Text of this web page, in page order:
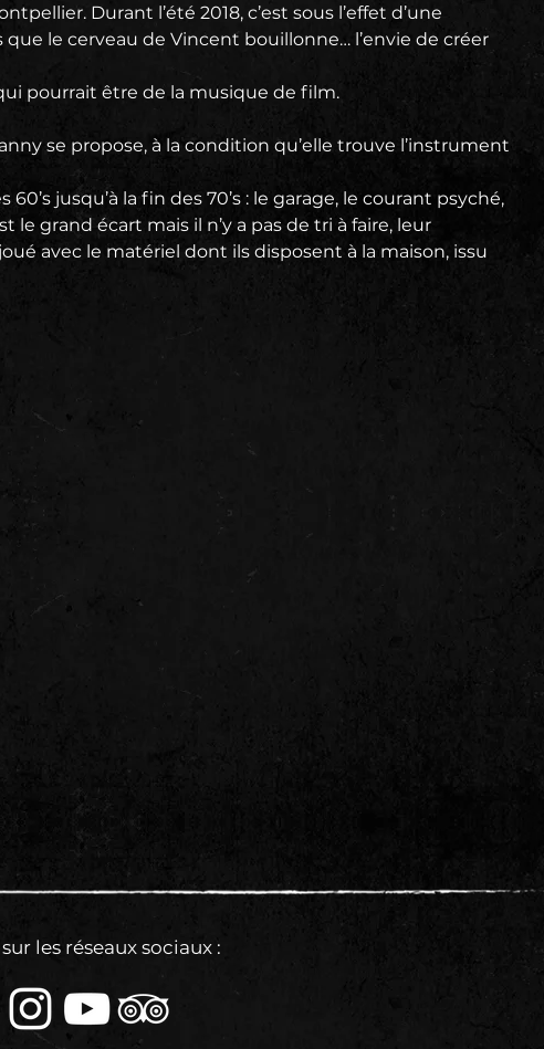
Durant l’été 2018, c’est sous l’effet d’une
le cerveau de Vincent bouillonne… l’envie de créer
pourrait être de la musique de film.
se propose, à la condition qu’elle trouve l’instrument
jusqu’à la fin des 70’s : le garage, le courant psyché,
le grand écart mais il n’y a pas de tri à faire, leur
avec le matériel dont ils disposent à la maison, issu
les réseaux sociaux :